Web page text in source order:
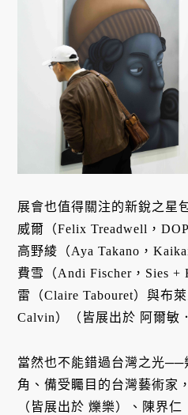
展會也值得關注的新銳之星
威爾（Felix Treadwell，
高野綾（Aya Takano，
費雪（Andi Fischer，Sies +
雷（Claire Tabouret）與布
Calvin）（皆展出於 阿爾敏
當然也不能錯過台灣之光──
角、備受矚目的台灣藝術家
（皆展出於 爍樂）、陳界